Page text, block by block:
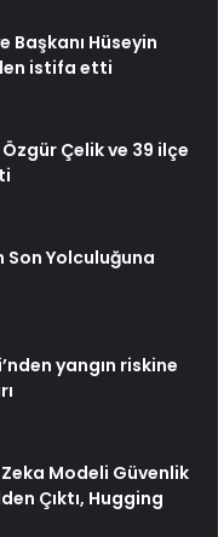
Başkanı Hüseyin
istifa etti
Özgür Çelik ve 39 ilçe
Yolculuğuna
yangın riskine
Zeka Modeli Güvenlik
Çıktı, Hugging